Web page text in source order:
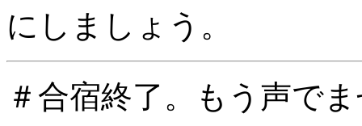
にしましょう。
＃合宿終了。もう声で